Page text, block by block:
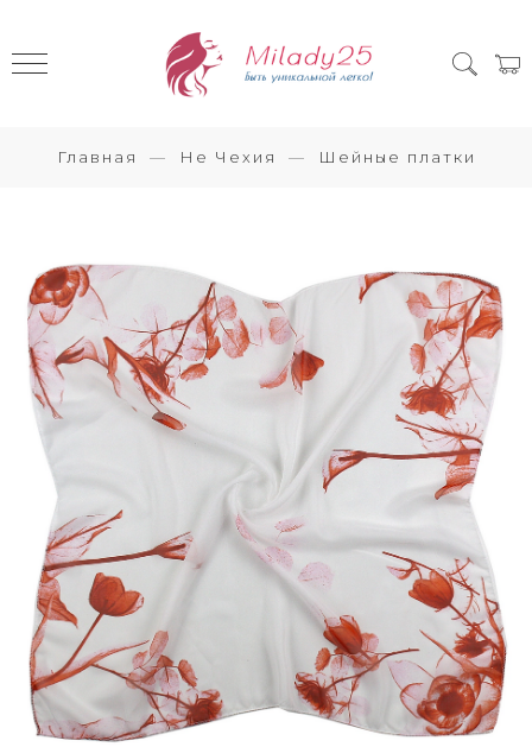
Главная Не Чехия Шейные платки